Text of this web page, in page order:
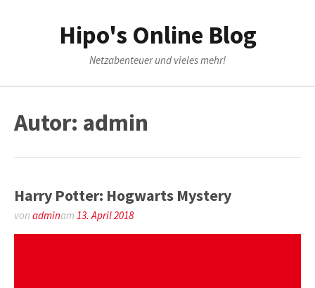
Hipo's Online Blog
Netzabenteuer und vieles mehr!
Autor: admin
Harry Potter: Hogwarts Mystery
von adminam 13. April 2018